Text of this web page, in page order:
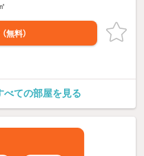
（無料）
べての部屋を見る